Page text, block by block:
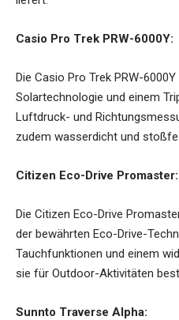
Casio Pro Trek PRW-6000Y:
Die Casio Pro Trek PRW-
Solartechnologie und einem
Luftdruck- und
zudem wasserdicht und
Citizen Eco-Drive Promaster:
Die Citizen Eco-Drive
der bewährten Eco-Drive-
Tauchfunktionen und einem
sie für Outdoor-Aktivitäten
Sunnto Traverse Alpha: